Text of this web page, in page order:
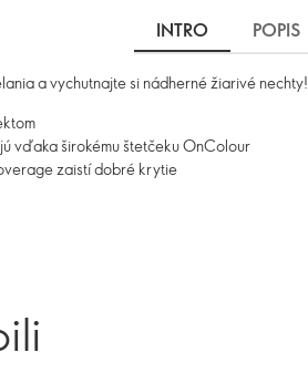
INTRO POPIS
a vychutnajte si nádherné žiarivé nechty!
vďaka širokému štetčeku OnColour
zaistí dobré krytie